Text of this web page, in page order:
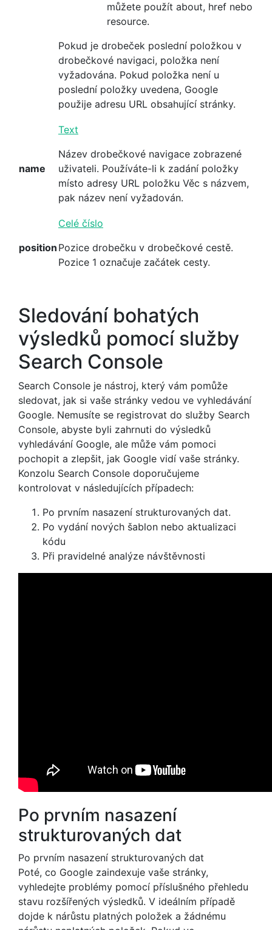
můžete použít about, href nebo
resource.
Pokud je drobeček poslední položkou v
drobečkové navigaci, položka není
vyžadována. Pokud položka není u
poslední položky uvedena, Google
použije adresu URL obsahující stránky.
name
Text
Název drobečkové navigace zobrazené
uživateli. Používáte-li k zadání položky
místo adresy URL položku Věc s názvem,
pak název není vyžadován.
position
Celé číslo
Pozice drobečku v drobečkové cestě.
Pozice 1 označuje začátek cesty.
Sledování bohatých
výsledků pomocí služby
Search Console
Search Console je nástroj, který vám pomůže
sledovat, jak si vaše stránky vedou ve vyhledávání
Google. Nemusíte se registrovat do služby Search
Console, abyste byli zahrnuti do výsledků
vyhledávání Google, ale může vám pomoci
pochopit a zlepšit, jak Google vidí vaše stránky.
Konzolu Search Console doporučujeme
kontrolovat v následujících případech:
Po prvním nasazení strukturovaných dat.
Po vydání nových šablon nebo aktualizaci
kódu
Při pravidelné analýze návštěvnosti
Po prvním nasazení
strukturovaných dat
Po prvním nasazení strukturovaných dat
Poté, co Google zaindexuje vaše stránky,
vyhledejte problémy pomocí příslušného přehledu
stavu rozšířených výsledků. V ideálním případě
dojde k nárůstu platných položek a žádnému